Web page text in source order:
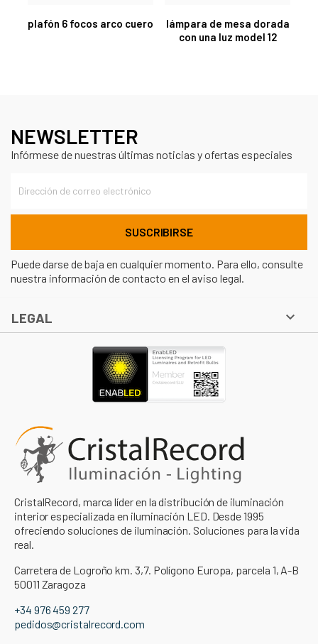
plafón 6 focos arco cuero
lámpara de mesa dorada
con una luz model 12
NEWSLETTER
Infórmese de nuestras últimas noticias y ofertas especiales
Puede darse de baja en cualquier momento. Para ello, consulte
nuestra información de contacto en el aviso legal.
LEGAL 
CristalRecord, marca líder en la distribución de iluminación
interior especializada en iluminación LED. Desde 1995
ofreciendo soluciones de iluminación. Soluciones para la vida
real.
Carretera de Logroño km. 3,7. Polígono Europa, parcela 1, A-B
50011 Zaragoza
+34 976 459 277
pedidos@cristalrecord.com